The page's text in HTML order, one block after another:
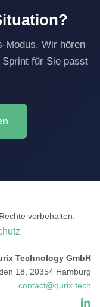
Modus. Wir hören
für Sie passt
vorbehalten.
Technology GmbH
18, 20354 Hamburg
contact@qurix.tech